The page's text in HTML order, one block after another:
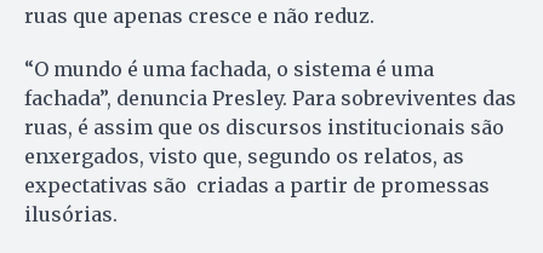
ruas que apenas cresce e não reduz.
“O mundo é uma fachada, o sistema é uma
fachada”, denuncia Presley. Para sobreviventes das
ruas, é assim que os discursos institucionais são
enxergados, visto que, segundo os relatos, as
expectativas são criadas a partir de promessas
ilusórias.